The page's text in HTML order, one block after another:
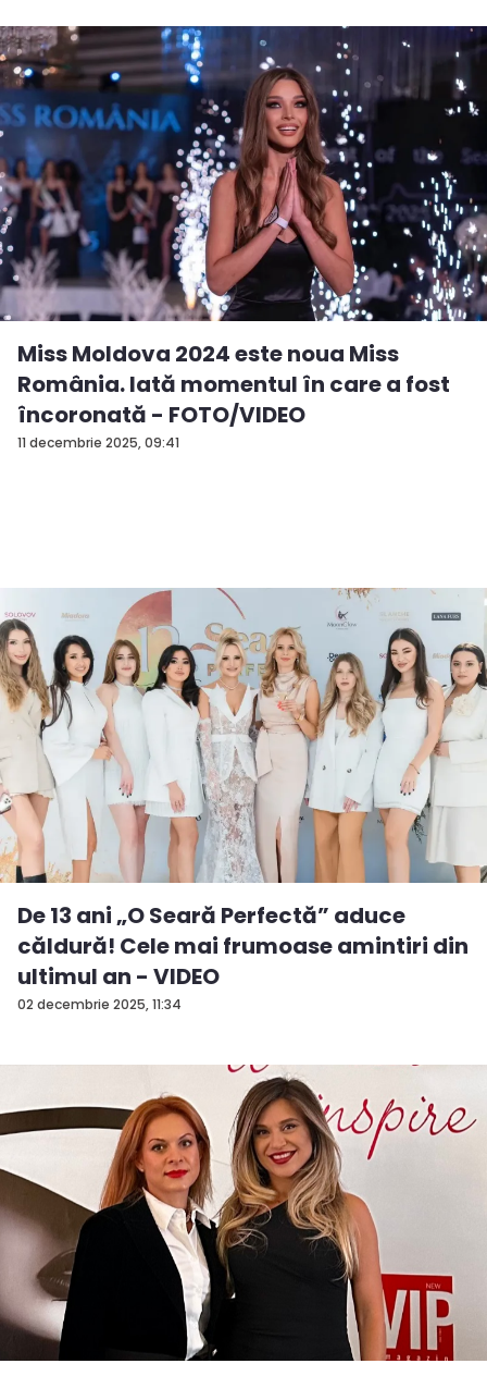
11 decembrie 2025, 09:41
Miss Moldova 2024 este noua Miss
România. Iată momentul în care a fost
încoronată - FOTO/VIDEO
02 decembrie 2025, 11:34
De 13 ani „O Seară Perfectă” aduce
căldură! Cele mai frumoase amintiri din
ultimul an - VIDEO